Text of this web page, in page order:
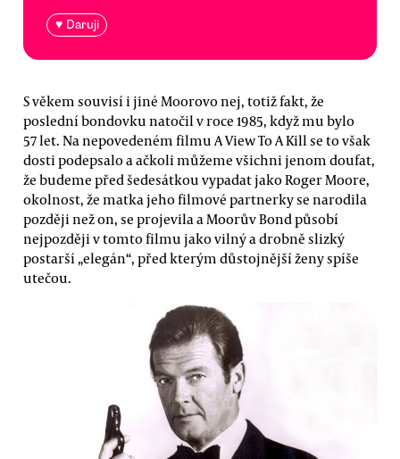
♥ Daruji
S věkem souvisí i jiné Moorovo nej, totiž fakt, že
poslední bondovku natočil v roce 1985, když mu bylo
57 let. Na nepovedeném filmu A View To A Kill se to však
dosti podepsalo a ačkoli můžeme všichni jenom doufat,
že budeme před šedesátkou vypadat jako Roger Moore,
okolnost, že matka jeho filmové partnerky se narodila
později než on, se projevila a Moorův Bond působí
nejpozději v tomto filmu jako vilný a drobně slizký
postarší „elegán“, před kterým důstojnější ženy spíše
utečou.